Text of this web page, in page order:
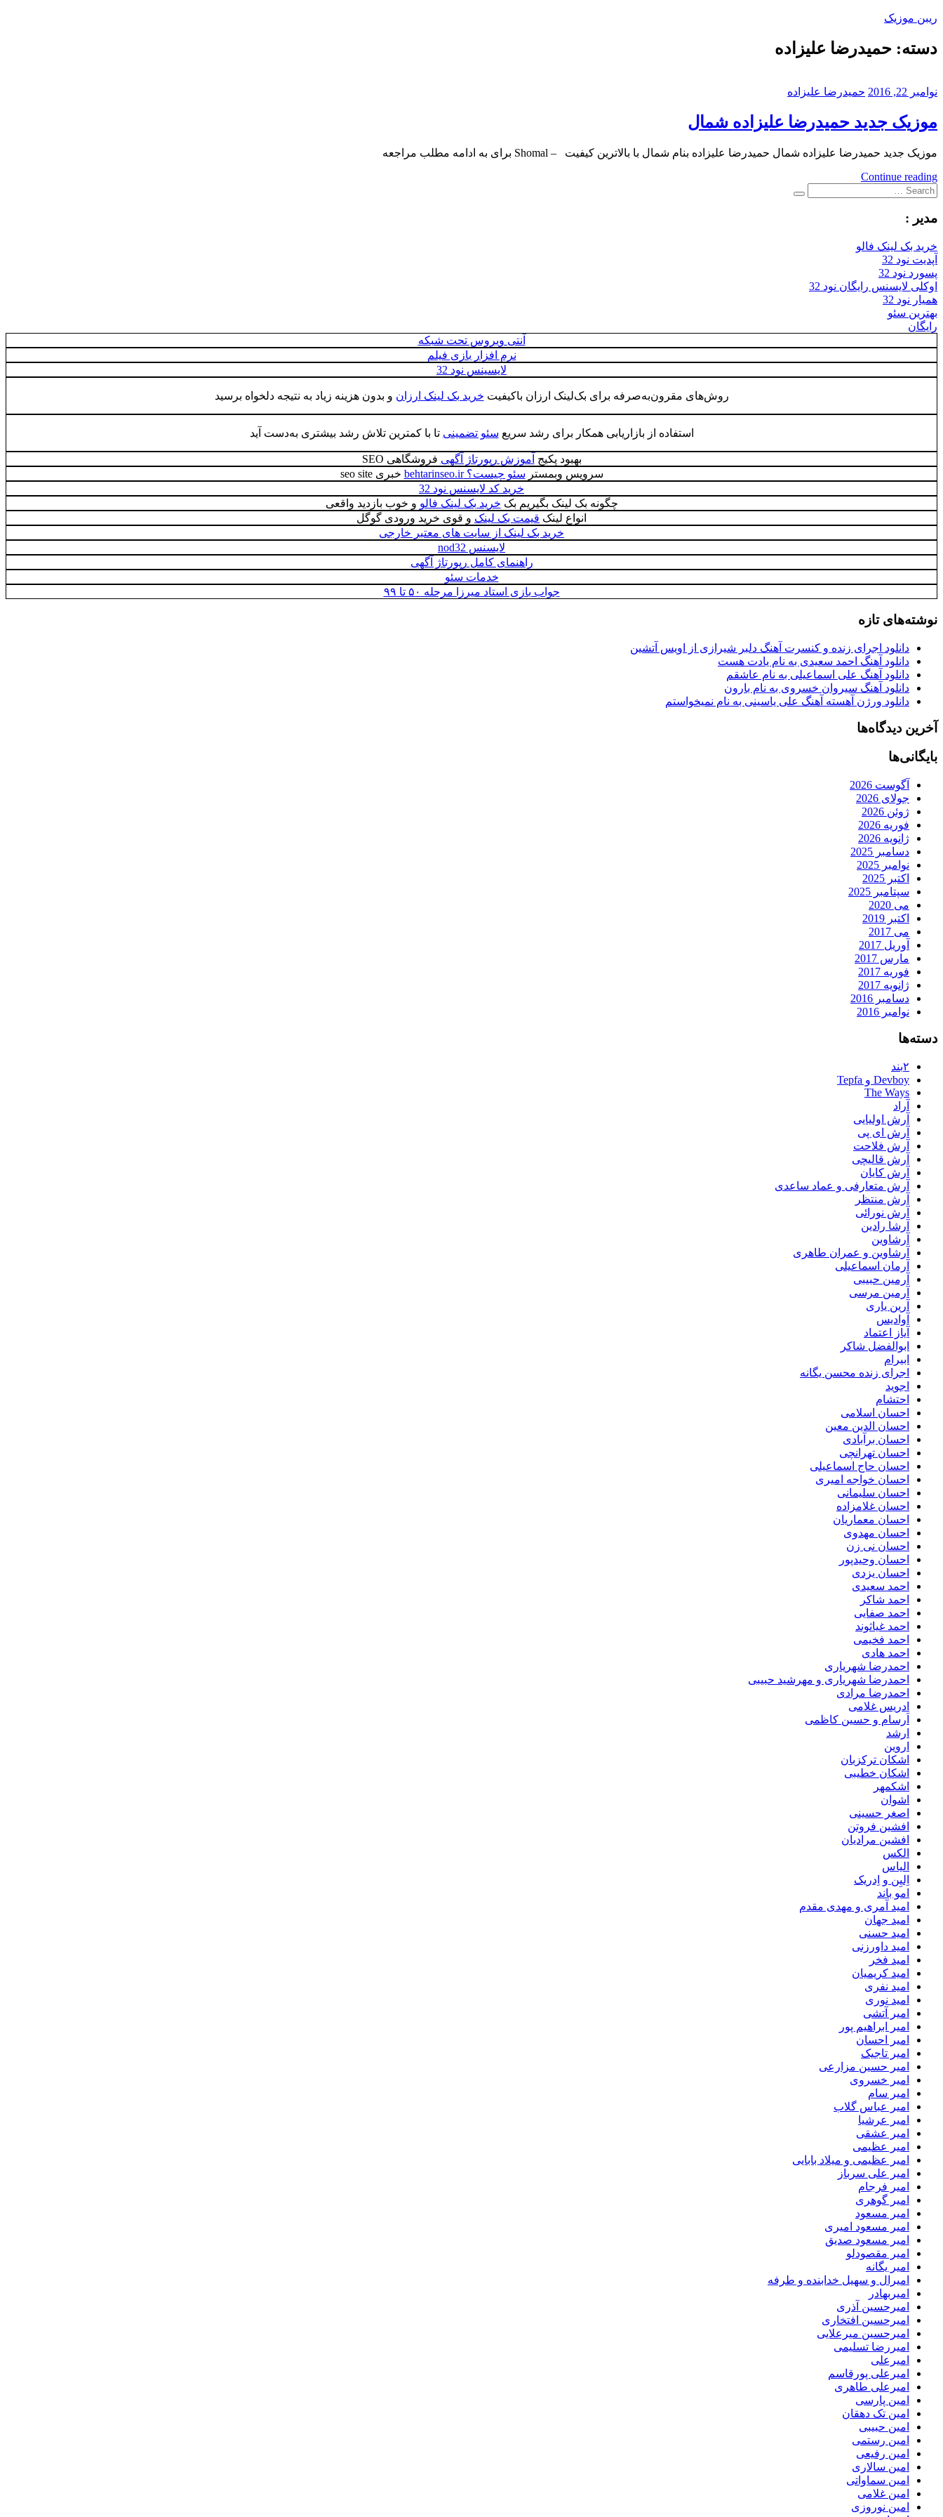
Skip
ریبن موزیک
دانلود
دسته: حمیدرضا علیزاده
نوامبر 22, 2016 حمیدرضا علیزاده
موزیک جدید حمیدرضا علیزاده شمال
موزیک جدید حمیدرضا علیزاده شمال حمیدرضا علیزاده بنام شمال با بالاترین کیفیت – Shomal برای به ادامه مطلب مراجعه
Continue reading
Search
for:
Search
مدیر :
خرید بک لینک فالو
آپدیت نود 32
پسورد نود 32
اوکلی لایسنس رایگان نود 32
همیار نود 32
بهترین سئو
رایگان
آنتی ویروس تحت شبکه
نرم افزار بازی فیلم
لایسینس نود 32
روش‌های مقرون‌به‌صرفه برای بک‌لینک ارزان باکیفیت خرید بک لینک ارزان و بدون هزینه زیاد به نتیجه دلخواه برسید
استفاده از بازاریابی همکار برای رشد سریع سئو تضمینی تا با کمترین تلاش رشد بیشتری به‌دست آید
بهبود پکیج آموزش رپورتاژ آگهی فروشگاهی SEO
سرویس وبمستر سئو چیست؟ behtarinseo.ir
خبری seo site
خرید کد لایسنس نود 32
چگونه بک لینک بگیریم بک خرید بک لینک فالو و خوب بازدید واقعی
انواع لینک قیمت بک لینک و قوی خرید ورودی گوگل
خرید بک لینک از سایت های معتبر خارجی
لایسنس nod32
راهنمای کامل رپورتاژ آگهی
خدمات سئو
جواب بازی استاد میرزا مرحله ۵۰ تا ۹۹
نوشته‌های تازه
دانلود اجرای زنده و کنسرت آهنگ دلبر شیرازی از اویس آتشین
دانلود آهنگ احمد سعیدی به نام یادت هست
دانلود آهنگ علی اسماعیلی به نام عاشقم
دانلود آهنگ سیروان خسروی به نام بارون
دانلود ورژن آهسته آهنگ علی یاسینی به نام نمیخواستم
آخرین دیدگاه‌ها
بایگانی‌ها
آگوست 2026
جولای 2026
ژوئن 2026
فوریه 2026
ژانویه 2026
دسامبر 2025
نوامبر 2025
اکتبر 2025
سپتامبر 2025
می 2020
اکتبر 2019
می 2017
آوریل 2017
مارس 2017
فوریه 2017
ژانویه 2017
دسامبر 2016
نوامبر 2016
دسته‌ها
۲بند
Devboy و Tepfa
The Ways
آراد
آرش اولیایی
آرش ای پی
آرش فلاحت
آرش قالیچی
آرش کایان
آرش متعارفی و عماد ساعدی
آرش منتظر
آرش نورائی
آرشا رادین
آرشاوین
آرشاوین و عمران طاهری
آرمان اسماعیلی
آرمین حبیبی
آرمین مرسی
آرین یاری
آوادیس
آیاز اعتماد
ابوالفضل شاکر
ابیرام
اجرای زنده محسن یگانه
اجوید
احتشام
احسان اسلامی
احسان الدین معین
احسان برآبادی
احسان تهرانچی
احسان حاج اسماعیلی
احسان خواجه امیری
احسان سلیمانی
احسان غلامزاده
احسان معماریان
احسان مهدوی
احسان نی زن
احسان وحیدپور
احسان یزدی
احمد سعیدی
احمد شاکر
احمد صفایی
احمد غیاثوند
احمد فخیمی
احمد هادی
احمدرضا شهریاری
احمدرضا شهریاری و مهرشید حبیبی
احمدرضا مرادی
ادریس غلامی
اَرسام و حسین کاظمی
ارشد
اروین
اشکان ترکزبان
اشکان خطیبی
اشکمهر
اشوان
اصغر حسینی
افشین فروتن
افشین مرادیان
الکس
الیاس
اِلیِن و اِدریک
امو باند
امید آمری و مهدی مقدم
امید جهان
امید حسنی
امید داورزنی
امید فخر
امید کریمیان
امید نفری
امید نوری
امیر آتشی
امیر ابراهیم پور
امیر احسان
امیر تاجیک
امیر حسین مزارعی
امیر خسروی
امیر سام
امیر عباس گلاب
امیر عرشیا
امیر عشقی
امیر عظیمی
امیر عظیمی و میلاد بابایی
امیر علی سرباز
امیر فرجام
امیر گوهری
امیر مسعود
امیر مسعود امیری
امیر مسعود صدیق
امیر مقصودلو
امیر یگانه
امیرال و سهیل خدابنده و طرفه
امیربهادر
امیرحسین آذری
امیرحسین افتخاری
امیرحسین میرعلایی
امیررضا تسلیمی
امیرعلی
امیرعلی پورقاسم
امیرعلی طاهری
امین پارسی
امین تک دهقان
امین حبیبی
امین رستمی
امین رفیعی
امین سالاری
امین سماواتی
امین غلامی
امین نوروزی